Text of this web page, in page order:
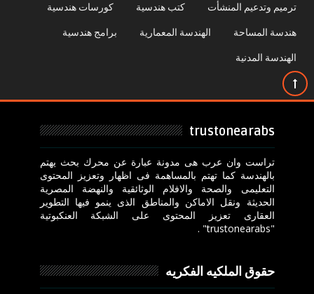
ترميم وتدعيم المنشأت كتب هندسية كورسات هندسية
هندسة المساحة الهندسة المعمارية برامج هندسية
الهندسة المدنية
trustonearabs
تراست وان عرب هى مدونة عبارة عن محرك بحث يهتم
بالهندسة كما تهتم بالمساهمة فى اظهار وتعزيز المحتوى
التعليمى والصحة والافلام الوثائقية والنهضة المصرية
الحديثة ونقل الاماكن والمناطق الذى ينمو فيها التطوير
العقارى تعزيز المحتوى على الشبكة العنكبوتية
"trustonearabs" .
حقوق الملكيه الفكريه